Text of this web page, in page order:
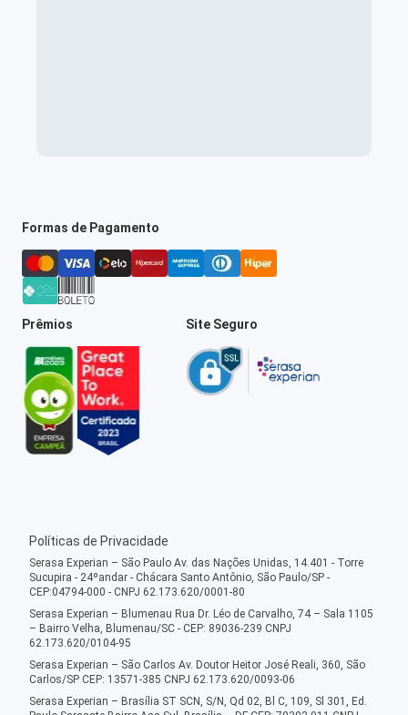
Formas de Pagamento
Prêmios Site Seguro
Políticas de Privacidade
Serasa Experian – São Paulo Av. das Nações Unidas, 14.401 - Torre
Sucupira - 24ºandar - Chácara Santo Antônio, São Paulo/SP -
CEP:04794-000 - CNPJ 62.173.620/0001-80
Serasa Experian – Blumenau Rua Dr. Léo de Carvalho, 74 – Sala 1105
– Bairro Velha, Blumenau/SC - CEP: 89036-239 CNPJ
62.173.620/0104-95
Serasa Experian – São Carlos Av. Doutor Heitor José Reali, 360, São
Carlos/SP CEP: 13571-385 CNPJ 62.173.620/0093-06
Serasa Experian – Brasília ST SCN, S/N, Qd 02, Bl C, 109, Sl 301, Ed.